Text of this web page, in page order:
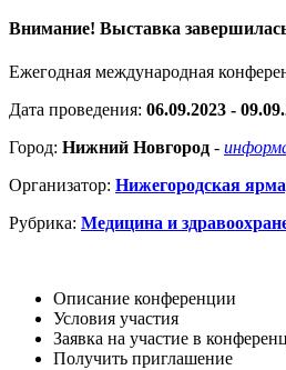
Внимание! Выставка
Ежегодная международная
Дата проведения: 06.09.2023 -
Город: Нижний Новгород -
Организатор: Нижегородская
Рубрика: Медицина и
Описание конференции
Условия участия
Заявка на участие в
Получить приглашение